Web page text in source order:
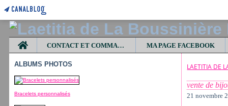
Home
CONTACT ET COMMANDES MA PAGE FACEBOOK
ALBUMS PHOTOS
Bracelets personnalisés
LAETITIA DE
vente de
21 novembre